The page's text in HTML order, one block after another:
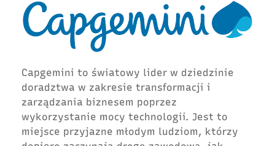
Capgemini to światowy lider w dziedzinie
doradztwa w zakresie transformacji i
zarządzania biznesem poprzez
wykorzystanie mocy technologii. Jest to
miejsce przyjazne młodym ludziom, którzy